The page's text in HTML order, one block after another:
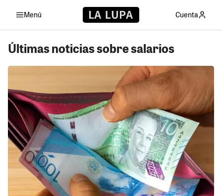
Menú Cuenta
Últimas noticias sobre salarios